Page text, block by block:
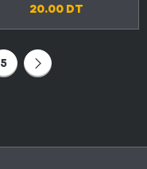
20.00 DT
5